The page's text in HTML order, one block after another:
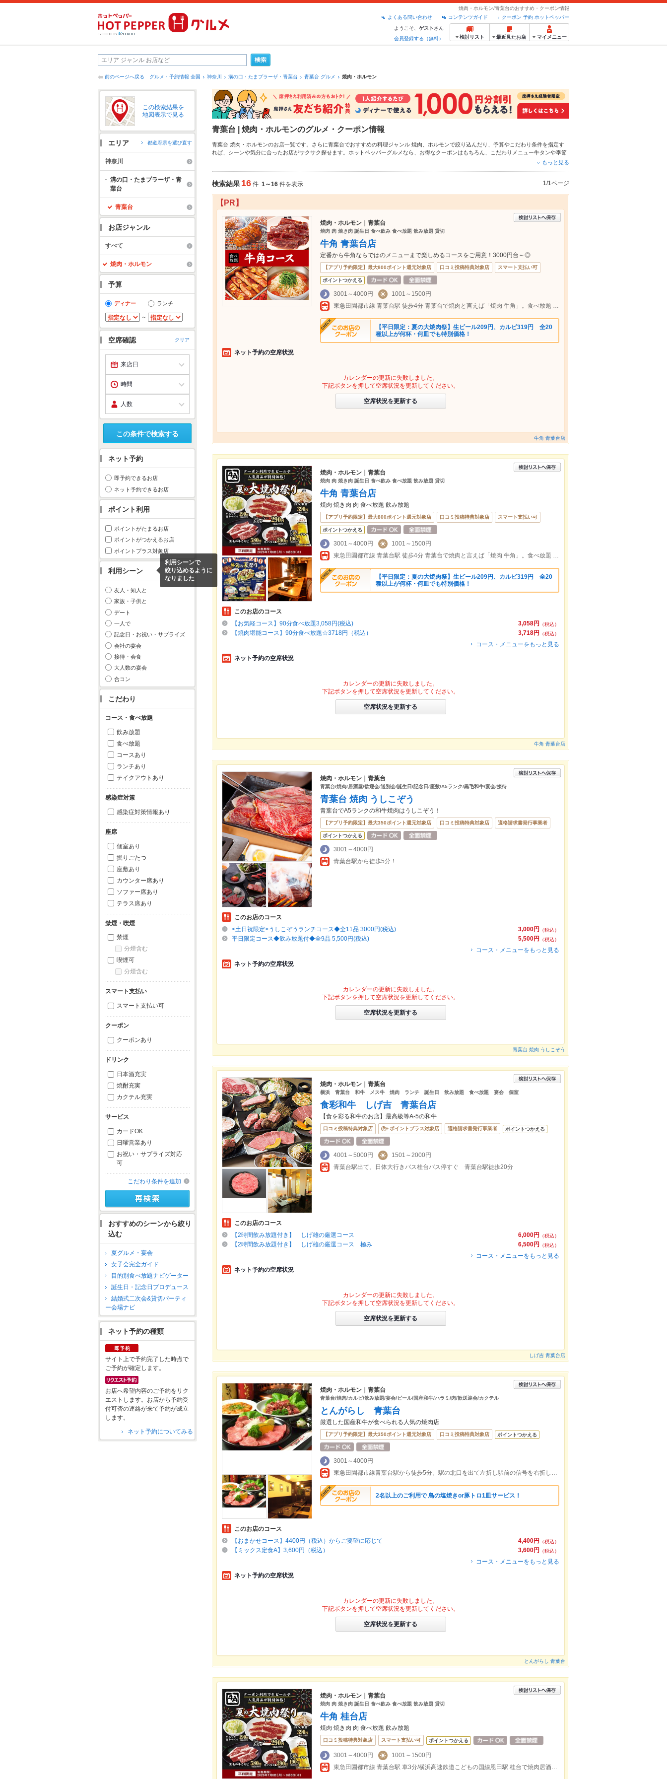
焼肉・ホルモン/青葉台のおすすめ・クーポン情報
クーポン 予約 ホットペッパー
コンテンツガイド
よくある問い合わせ
ようこそ、 ゲスト さん
会員登録する（無料）
検討リスト 最近見たお店 マイメニュー
前のページへ戻る グルメ・予約情報 全国 神奈川 溝の口・たまプラーザ・青葉台 青葉台 グルメ 焼肉・ホルモン
この検索結果を
地図表示で見る
エリア 都道府県を選び直す
神奈川
溝の口・たまプラーザ・青
葉台
青葉台
お店ジャンル
すべて
焼肉・ホルモン
予算
ディナー ランチ
～
空席確認 クリア
この条件で検索する
ネット予約
即予約できるお店
ネット予約できるお店
ポイント利用
ポイントがたまるお店
ポイントがつかえるお店
ポイントプラス対象店
利用シーン
利用シーンで
絞り込めるように
なりました
友人・知人と
家族・子供と
デート
一人で
記念日・お祝い・サプライズ
会社の宴会
接待・会食
大人数の宴会
合コン
こだわり
コース・食べ放題
飲み放題
食べ放題
コースあり
ランチあり
テイクアウトあり
感染症対策
感染症対策情報あり
座席
個室あり
掘りごたつ
座敷あり
カウンター席あり
ソファー席あり
テラス席あり
禁煙・喫煙
禁煙
分煙含む
喫煙可
分煙含む
スマート支払い
スマート支払い可
クーポン
クーポンあり
ドリンク
日本酒充実
焼酎充実
カクテル充実
サービス
カードOK
日曜営業あり
お祝い・サプライズ対応
可
こだわり条件を追加
おすすめのシーンから絞り
込む
夏グルメ・宴会
女子会完全ガイド
目的別食べ放題ナビゲーター
誕生日・記念日プロデュース
結婚式二次会&貸切パーティ
ー会場ナビ
ネット予約の種類
サイト上で予約完了した時点で
ご予約が確定します。
お店へ希望内容のご予約をリク
エストします。お店から予約受
付可否の連絡が来て予約が成立
します。
ネット予約についてみる
青葉台 | 焼肉・ホルモンのグルメ・クーポン情報
青葉台 焼肉・ホルモンのお店一覧です。さらに青葉台でおすすめの料理ジャンル 焼肉 ホルモンで絞り込んだり、予算やこだわり条件を指定す
れば、シーンや気分に合ったお店がサクサク探せます。ホットペッパーグルメなら、お得なクーポンはもちろん、こだわりメニュー牛タンや季節
のおすすめ料理など、お店の最新情報をご紹介しているので安心！24時間使える簡単便利なネット予約が使えるお店も拡大中です。友達どうしの
もっと見る
検索結果 16 件 1～16 件を表示 1/1ページ
【PR】
焼肉・ホルモン｜青葉台
焼肉 肉 焼き肉 誕生日 食べ飲み 食べ放題 飲み放題 貸切
牛角 青葉台店
定番から牛角ならではのメニューまで楽しめるコースをご用意！3000円台～◎
【アプリ予約限定】最大800ポイント還元対象店 口コミ投稿特典対象店 スマート支払い可
ポイントつかえる
3001～4000円
1001～1500円
東急田園都市線 青葉台駅 徒歩4分 青葉台で焼肉と言えば「焼肉 牛角」。食べ放題 飲み放題
【平日限定：夏の大焼肉祭】生ビール209円、カルビ319円 全20
種以上が何杯・何皿でも特別価格！
ネット予約の空席状況
カレンダーの更新に失敗しました。
下記ボタンを押して空席状況を更新してください。
空席状況を更新する
牛角 青葉台店
焼肉・ホルモン｜青葉台
焼肉 肉 焼き肉 誕生日 食べ飲み 食べ放題 飲み放題 貸切
牛角 青葉台店
焼肉 焼き肉 肉 食べ放題 飲み放題
【アプリ予約限定】最大800ポイント還元対象店 口コミ投稿特典対象店 スマート支払い可
ポイントつかえる
3001～4000円
1001～1500円
東急田園都市線 青葉台駅 徒歩4分 青葉台で焼肉と言えば「焼肉 牛角」。食べ放題 飲み放題
【平日限定：夏の大焼肉祭】生ビール209円、カルビ319円 全20
種以上が何杯・何皿でも特別価格！
このお店のコース
3,058円
（税込）
【お気軽コース】90分食べ放題3,058円(税込)
3,718円
（税込）
【焼肉堪能コース】90分食べ放題☆3718円（税込）
コース・メニューをもっと見る
ネット予約の空席状況
カレンダーの更新に失敗しました。
下記ボタンを押して空席状況を更新してください。
空席状況を更新する
牛角 青葉台店
焼肉・ホルモン｜青葉台
青葉台/焼肉/居酒屋/歓迎会/送別会/誕生日/記念日/座敷/A5ランク/黒毛和牛/宴会/接待
青葉台 焼肉 うしこぞう
青葉台でA5ランクの和牛焼肉はうしこぞう！
【アプリ予約限定】最大350ポイント還元対象店 口コミ投稿特典対象店 適格請求書発行事業者
ポイントつかえる
3001～4000円
青葉台駅から徒歩5分！
このお店のコース
3,000円
（税込）
<土日祝限定>うしこぞうランチコース◆全11品 3000円(税込)
5,500円
（税込）
平日限定コース◆飲み放題付◆全9品 5,500円(税込)
コース・メニューをもっと見る
ネット予約の空席状況
カレンダーの更新に失敗しました。
下記ボタンを押して空席状況を更新してください。
空席状況を更新する
青葉台 焼肉 うしこぞう
焼肉・ホルモン｜青葉台
横浜 青葉台 和牛 メス牛 焼肉 ランチ 誕生日 飲み放題 食べ放題 宴会 個室
食彩和牛 しげ吉 青葉台店
【食を彩る和牛のお店】最高級等A-5の和牛
口コミ投稿特典対象店 ポイントプラス対象店 適格請求書発行事業者 ポイントつかえる
4001～5000円
1501～2000円
青葉台駅出て、日体大行きバス桂台バス停すぐ 青葉台駅徒歩20分
このお店のコース
6,000円
（税込）
【2時間飲み放題付き】 しげ雄の厳選コース
6,500円
（税込）
【2時間飲み放題付き】 しげ雄の厳選コース 極み
コース・メニューをもっと見る
ネット予約の空席状況
カレンダーの更新に失敗しました。
下記ボタンを押して空席状況を更新してください。
空席状況を更新する
しげ吉 青葉台店
焼肉・ホルモン｜青葉台
青葉台/焼肉/カルビ/飲み放題/宴会/ビール/国産和牛/ハラミ/肉/歓送迎会/カクテル
とんがらし 青葉台
厳選した国産和牛が食べられる人気の焼肉店
【アプリ予約限定】最大350ポイント還元対象店 口コミ投稿特典対象店 ポイントつかえる
3001～4000円
東急田園都市線青葉台駅から徒歩5分。駅の北口を出て左折し駅前の信号を右折し直進。道路右手側。
2名以上のご利用で 鳥の塩焼きor豚トロ1皿サービス！
このお店のコース
4,400円
（税込）
【おまかせコース】4400円（税込）からご要望に応じて
3,600円
（税込）
【ミックス定食A】3,600円（税込）
コース・メニューをもっと見る
ネット予約の空席状況
カレンダーの更新に失敗しました。
下記ボタンを押して空席状況を更新してください。
空席状況を更新する
とんがらし 青葉台
焼肉・ホルモン｜青葉台
焼肉 肉 焼き肉 誕生日 食べ飲み 食べ放題 飲み放題 貸切
牛角 桂台店
焼肉 焼き肉 肉 食べ放題 飲み放題
口コミ投稿特典対象店 スマート支払い可 ポイントつかえる
3001～4000円
1001～1500円
東急田園都市線 青葉台駅 車3分/横浜高速鉄道こどもの国線恩田駅 桂台で焼肉居酒屋と言えば牛角。食べ放題＆飲み放題